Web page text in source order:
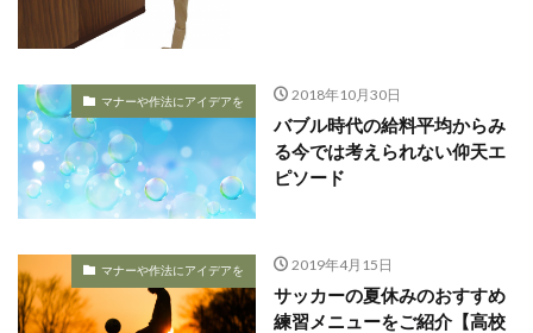
マナーや作法にアイデアを 2018年10月30日
バブル時代の給料平均からみ
る今では考えられない仰天エ
ピソード
マナーや作法にアイデアを 2019年4月15日
サッカーの夏休みのおすすめ
練習メニューをご紹介【高校